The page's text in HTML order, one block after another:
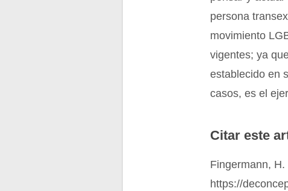
persona
movimiento
vigentes; ya
establecido en
casos, es el
Citar este
Fingermann,
https://